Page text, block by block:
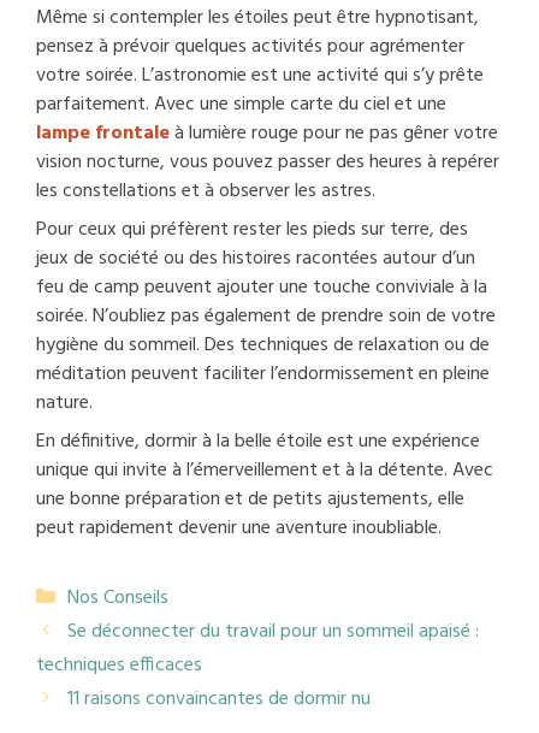
Même si contempler les étoiles peut être hypnotisant,
pensez à prévoir quelques activités pour agrémenter
votre soirée. L’astronomie est une activité qui s’y prête
parfaitement. Avec une simple carte du ciel et une
lampe frontaleà lumière rouge pour ne pas gêner votre
vision nocturne, vous pouvez passer des heures à repérer
les constellations et à observer les astres.
Pour ceux qui préfèrent rester les pieds sur terre, des
jeux de société ou des histoires racontées autour d’un
feu de camp peuvent ajouter une touche conviviale à la
soirée. N’oubliez pas également de prendre soin de votre
hygiène du sommeil. Des techniques de relaxation ou de
méditation peuvent faciliter l’endormissement en pleine
nature.
En définitive, dormir à la belle étoile est une expérience
unique qui invite à l’émerveillement et à la détente. Avec
une bonne préparation et de petits ajustements, elle
peut rapidement devenir une aventure inoubliable.
Catégories
Nos Conseils
Se déconnecter du travail pour un sommeil apaisé :
techniques efficaces
11 raisons convaincantes de dormir nu